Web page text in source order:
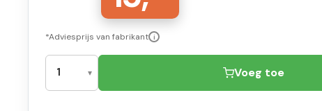
*Adviesprijs van fabrikant i
Voeg toe